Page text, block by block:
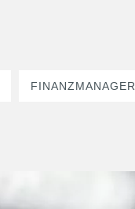
FINANZMANAGER